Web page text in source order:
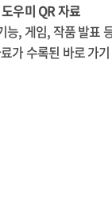
우미 QR 자료
능, 게임, 작품 발표
가 수록된 바로 가